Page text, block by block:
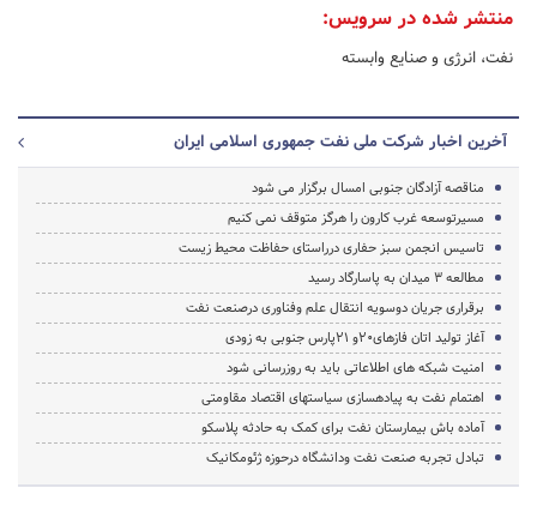
منتشر شده در سرویس:
نفت، انرژی و صنایع وابسته
آخرین اخبار شرکت ملی نفت جمهوری اسلامی ایران
مناقصه آزادگان جنوبی امسال برگزار می شود
مسیرتوسعه غرب کارون را هرگز متوقف نمی کنیم
تاسیس انجمن سبز حفاری درراستای حفاظت محیط زیست
مطالعه 3 میدان به پاسارگاد رسید
برقراری جریان دوسویه انتقال علم وفناوری درصنعت نفت
آغاز تولید اتان فازهای20و 21پارس جنوبی به زودی
امنیت شبکه های اطلاعاتی باید به روزرسانی شود
اهتمام نفت به پیاده‎سازی سیاست‎های اقتصاد مقاومتی
آماده باش بیمارستان نفت برای کمک به حادثه پلاسکو
تبادل تجربه صنعت نفت ودانشگاه درحوزه ژئومکانیک